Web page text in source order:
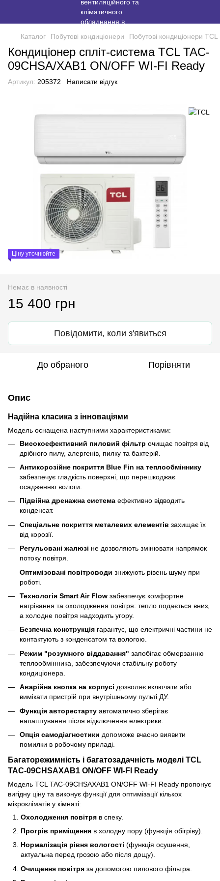
Каталог Побутові кондиціонери Побутові кондиціонери TCL
Кондиціонер спліт-система TCL TAC-
09CHSA/XAB1 ON/OFF WI-FI Ready
Артикул: 205372 Написати відгук
Ціну уточнюйте
Немає в наявності
15 400 грн
Повідомити, коли з'явиться
До обраного Порівняти
Опис
Надійна класика з інноваціями
Модель оснащена наступними характеристиками:
Високоефективний пиловий фільтр очищає повітря від
дрібного пилу, алергенів, пилку та бактерій.
Антикорозійне покриття Blue Fin на теплообміннику
забезпечує гладкість поверхні, що перешкоджає
осадженню вологи.
Підвійна дренажна система ефективно відводить
конденсат.
Спеціальне покриття металевих елементів захищає їх
від корозії.
Регульовані жалюзі не дозволяють змінювати напрямок
потоку повітря.
Оптимізовані повітроводи знижують рівень шуму при
роботі.
Технологія Smart Air Flow забезпечує комфортне
нагрівання та охолодження повітря: тепло подається вниз,
а холодне повітря надходить угору.
Безпечна конструкція гарантує, що електричні частини не
контактують з конденсатом та вологою.
Режим "розумного віддавання" запобігає обмерзанню
теплообмінника, забезпечуючи стабільну роботу
кондиціонера.
Аварійна кнопка на корпусі дозволяє включати або
вимікати пристрій при внутрішньому пульті ДУ.
Функція авторестарту автоматично зберігає
налаштування після відключення електрики.
Опція самодіагностики допоможе вчасно виявити
помилки в робочому приладі.
Багаторежимність і багатозадачність моделі TCL
TAC-09CHSAXAB1 ON/OFF WI-FI Ready
Модель TCL TAC-09CHSAXAB1 ON/OFF WI-FI Ready пропонує
вигідну ціну та виконує функції для оптимізації кількох
мікрокліматів у кімнаті:
Охолодження повітря в спеку.
Прогрів приміщення в холодну пору (функція обігріву).
Нормалізація рівня вологості (функція осушення,
актуальна перед грозою або після дощу).
Очищення повітря за допомогою пилового фільтра.